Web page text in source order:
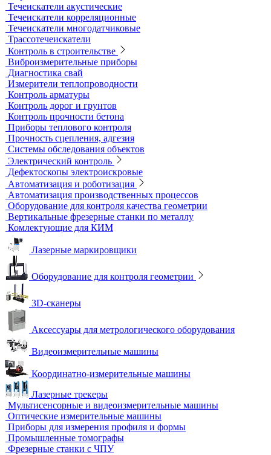
Течеискатели акустические
Течеискатели корреляционные
Течеискатели многодатчиковые
Трассотечеискатели
Контроль в строительстве
Виброизмерительные приборы
Диагностика свай
Измерители теплопроводности
Контроль арматуры
Контроль дорог и грунтов
Контроль прочности бетона
Приборы теплового контроля
Прочность сцепления, адгезия
Системы обследования объектов
Электрический контроль
Дефектоскопы электроискровые
Автоматизация и роботизация
Автоматизация производственных процессов
Оборудование для контроля качества геометрии
Вертикальные фрезерные станки по металлу
Комлектующие для КИМ
Лазерные маркировщики
Оборудование для контроля геометрии
3D-сканеры
Аксессуары для метрологического оборудования
Видеоизмерительные машины
Координатно-измерительные машины
Лазерные трекеры
Мультисенсорные и видеоизмерительные машины
Оптические измерительные машины
Приборы для измерения профиля и формы
Промышленные томографы
Фрезерные станки с ЧПУ